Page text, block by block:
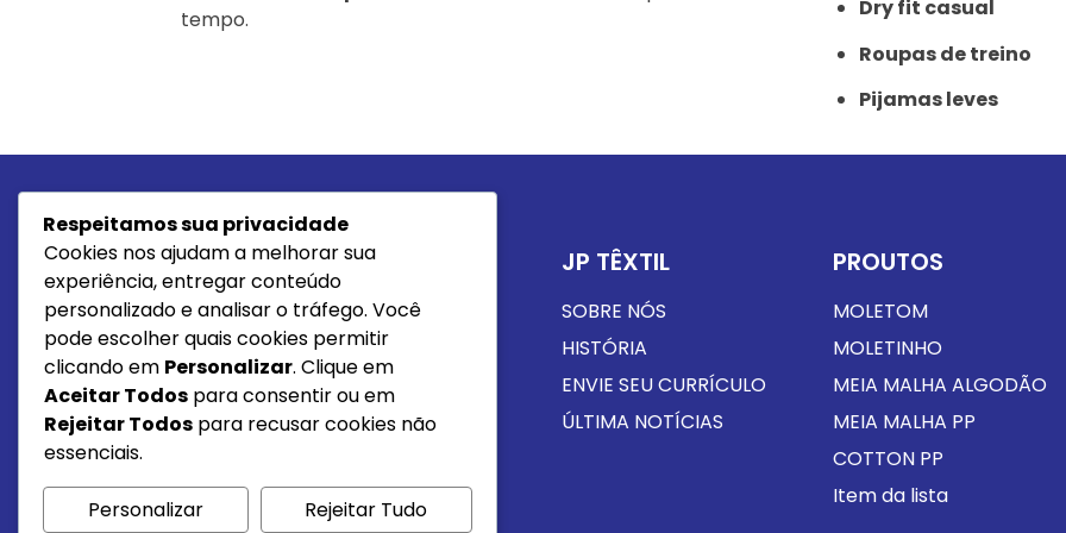
tempo.
Dry fit casual
Roupas de treino
Pijamas leves
JP Têxtil - Especialistas em Moletom e Moletinho. As
Melhores Malhas de Santa Catarina
JP TÊXTIL
SOBRE NÓS
HISTÓRIA
ENVIE SEU CURRÍCULO
ÚLTIMA NOTÍCIAS
PROUTOS
MOLETOM
MOLETINHO
MEIA MALHA ALGODÃO
MEIA MALHA PP
COTTON PP
Item da lista
Respeitamos sua privacidade
Cookies nos ajudam a melhorar sua
experiência, entregar conteúdo
personalizado e analisar o tráfego. Você
pode escolher quais cookies permitir
clicando em Personalizar. Clique em
Aceitar Todos para consentir ou em
Rejeitar Todos para recusar cookies não
essenciais.
Personalizar Rejeitar Tudo